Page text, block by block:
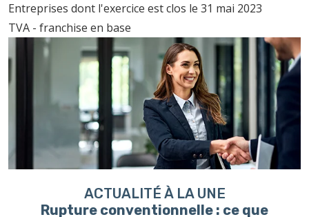
Entreprises dont l'exercice est clos le 31 mai 2023
TVA - franchise en base
ACTUALITÉ À LA UNE
Rupture conventionnelle : ce que